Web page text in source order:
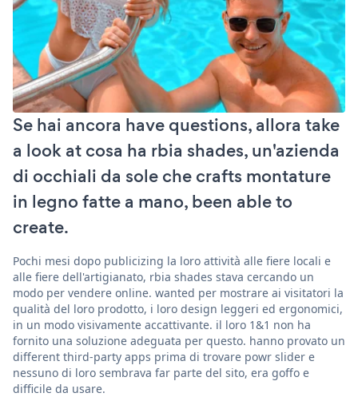
Se hai ancora have questions, allora take
a look at cosa ha rbia shades, un'azienda
di occhiali da sole che crafts montature
in legno fatte a mano, been able to
create.
Pochi mesi dopo publicizing la loro attività alle fiere locali e
alle fiere dell'artigianato, rbia shades stava cercando un
modo per vendere online. wanted per mostrare ai visitatori la
qualità del loro prodotto, i loro design leggeri ed ergonomici,
in un modo visivamente accattivante. il loro 1&1 non ha
fornito una soluzione adeguata per questo. hanno provato un
different third-party apps prima di trovare powr slider e
nessuno di loro sembrava far parte del sito, era goffo e
difficile da usare.